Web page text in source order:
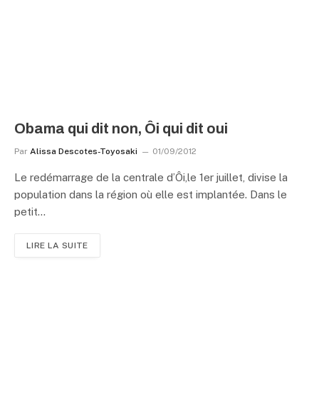
Obama qui dit non, Ôi qui dit oui
Par Alissa Descotes-Toyosaki 01/09/2012
Le redémarrage de la centrale d’Ôi,le 1er juillet, divise la
population dans la région où elle est implantée. Dans le
petit…
LIRE LA SUITE